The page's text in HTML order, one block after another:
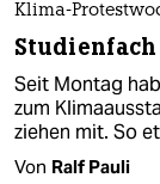
Klima-
Seit Montag
zum
ziehen mit. So
Von Ralf Pauli